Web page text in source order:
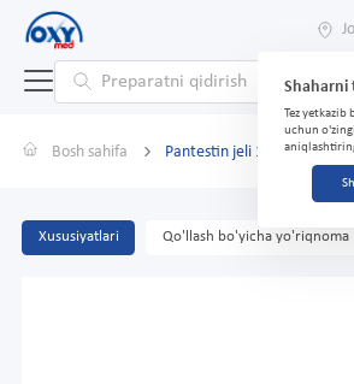
Shaharni
Tez
uchun
Bosh sahifa Pantestin jeli 15 g
Xususiyatlari Qo'llash bo'yicha yo'riqnoma